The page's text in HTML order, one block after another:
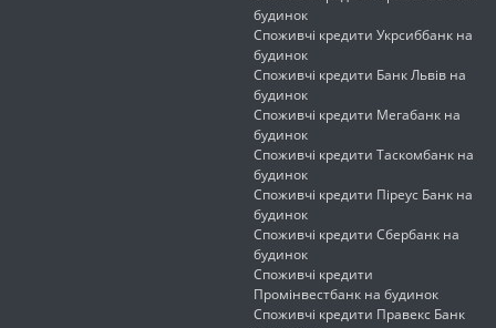
будинок
Споживчі кредити Укрсиббанк на
будинок
Споживчі кредити Банк Львів на
будинок
Споживчі кредити Мегабанк на
будинок
Споживчі кредити Таскомбанк на
будинок
Споживчі кредити Піреус Банк на
будинок
Споживчі кредити Сбербанк на
будинок
Споживчі кредити
Промінвестбанк на будинок
Споживчі кредити Правекс Банк